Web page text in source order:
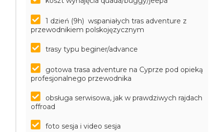
1 dzień (9h) wspaniałych tras adventure z
przewodnikiem polskojęzycznym
trasy typu beginer/advance
gotowa trasa adventure na Cyprze pod opieką
profesjonalnego przewodnika
obsługa serwisowa, jak w prawdziwych rajdach
offroad
foto sesja i video sesja